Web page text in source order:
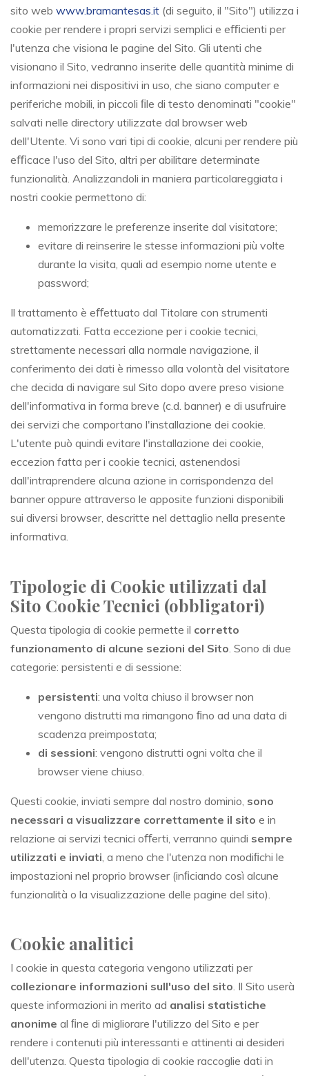
sito web www.bramantesas.it (di seguito, il "Sito") utilizza i
cookie per rendere i propri servizi semplici e eﬃcienti per
l'utenza che visiona le pagine del Sito. Gli utenti che
visionano il Sito, vedranno inserite delle quantità minime di
informazioni nei dispositivi in uso, che siano computer e
periferiche mobili, in piccoli ﬁle di testo denominati "cookie"
salvati nelle directory utilizzate dal browser web
dell'Utente. Vi sono vari tipi di cookie, alcuni per rendere più
eﬃcace l'uso del Sito, altri per abilitare determinate
funzionalità. Analizzandoli in maniera particolareggiata i
nostri cookie permettono di:
memorizzare le preferenze inserite dal visitatore;
evitare di reinserire le stesse informazioni più volte
durante la visita, quali ad esempio nome utente e
password;
Il trattamento è eﬀettuato dal Titolare con strumenti
automatizzati. Fatta eccezione per i cookie tecnici,
strettamente necessari alla normale navigazione, il
conferimento dei dati è rimesso alla volontà del visitatore
che decida di navigare sul Sito dopo avere preso visione
dell'informativa in forma breve (c.d. banner) e di usufruire
dei servizi che comportano l'installazione dei cookie.
L'utente può quindi evitare l'installazione dei cookie,
eccezion fatta per i cookie tecnici, astenendosi
dall'intraprendere alcuna azione in corrispondenza del
banner oppure attraverso le apposite funzioni disponibili
sui diversi browser, descritte nel dettaglio nella presente
informativa.
Tipologie di Cookie utilizzati dal
Sito Cookie Tecnici (obbligatori)
Questa tipologia di cookie permette il corretto
funzionamento di alcune sezioni del Sito. Sono di due
categorie: persistenti e di sessione:
persistenti: una volta chiuso il browser non
vengono distrutti ma rimangono ﬁno ad una data di
scadenza preimpostata;
di sessioni: vengono distrutti ogni volta che il
browser viene chiuso.
Questi cookie, inviati sempre dal nostro dominio, sono
necessari a visualizzare correttamente il sito e in
relazione ai servizi tecnici oﬀerti, verranno quindi sempre
utilizzati e inviati, a meno che l'utenza non modiﬁchi le
impostazioni nel proprio browser (inﬁciando così alcune
funzionalità o la visualizzazione delle pagine del sito).
Cookie analitici
I cookie in questa categoria vengono utilizzati per
collezionare informazioni sull'uso del sito. Il Sito userà
queste informazioni in merito ad analisi statistiche
anonime al ﬁne di migliorare l'utilizzo del Sito e per
rendere i contenuti più interessanti e attinenti ai desideri
dell'utenza. Questa tipologia di cookie raccoglie dati in